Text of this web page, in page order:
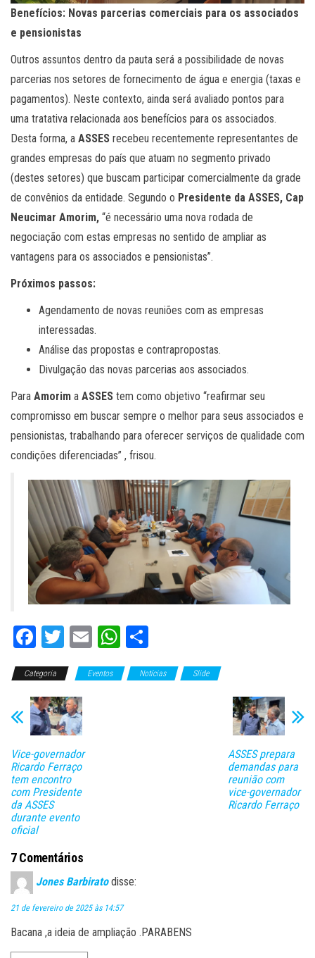
Benefícios: Novas parcerias comerciais para os associados
e pensionistas
Outros assuntos dentro da pauta será a possibilidade de novas
parcerias nos setores de fornecimento de água e energia (taxas e
pagamentos). Neste contexto, ainda será avaliado pontos para
uma tratativa relacionada aos benefícios para os associados.
Desta forma, a ASSES recebeu recentemente representantes de
grandes empresas do país que atuam no segmento privado
(destes setores) que buscam participar comercialmente da grade
de convênios da entidade. Segundo o Presidente da ASSES, Cap
Neucimar Amorim, “é necessário uma nova rodada de
negociação com estas empresas no sentido de ampliar as
vantagens para os associados e pensionistas”.
Próximos passos:
Agendamento de novas reuniões com as empresas
interessadas.
Análise das propostas e contrapropostas.
Divulgação das novas parcerias aos associados.
Para Amorim a ASSES tem como objetivo “reafirmar seu
compromisso em buscar sempre o melhor para seus associados e
pensionistas, trabalhando para oferecer serviços de qualidade com
condições diferenciadas” , frisou.
Fa
ce
bo
ok
T
wi
tt
er
E
m
ail
W
ha
ts
o
m
Categoria Eventos Notícias Slide
Vice-governador
Ricardo Ferraço
tem encontro
com Presidente
da ASSES
durante evento
oficial
ASSES prepara
demandas para
reunião com
vice-governador
Ricardo Ferraço
7 Comentários
Jones Barbirato disse:
21 de fevereiro de 2025 às 14:57
Bacana ,a ideia de ampliação .PARABENS